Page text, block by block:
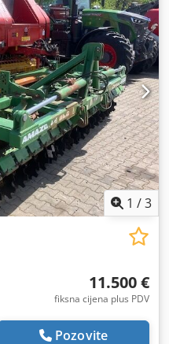
1 /3
11.500 €
fiksna cijena plus PDV
Pozovite